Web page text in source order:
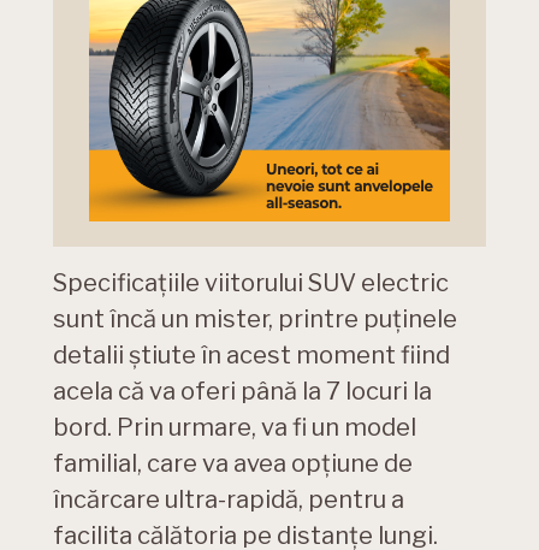
Specificațiile viitorului SUV electric
sunt încă un mister, printre puținele
detalii știute în acest moment fiind
acela că va oferi până la 7 locuri la
bord. Prin urmare, va fi un model
familial, care va avea opțiune de
încărcare ultra-rapidă, pentru a
facilita călătoria pe distanțe lungi.